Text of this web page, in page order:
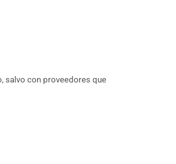
salvo con proveedores que